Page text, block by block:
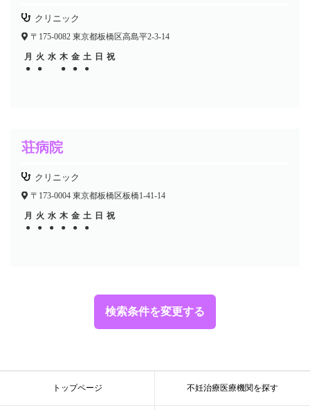
検索条件を変更する
クリニック
〒175-0082 東京都板橋区高島平2-3-14
月 火 水 木 金 土 日 祝
●
● ● ●
● ● ● ● ●
荘病院
クリニック
〒173-0004 東京都板橋区板橋1-41-14
月 火 水 木 金 土 日 祝
●
● ● ● ● ●
トップページ 不妊治療医療機関を探す